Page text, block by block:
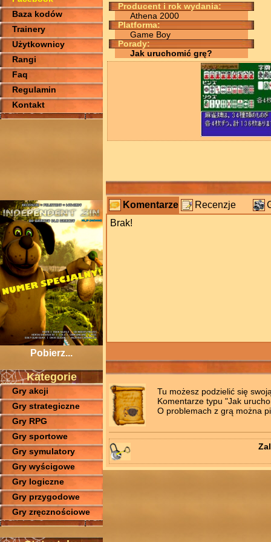
Baza kodów
Trainery
Użytkownicy
Rangi
Faq
Regulamin
Kontakt
Pobierz...
Kategorie
Gry akcji
Gry strategiczne
Gry RPG
Gry sportowe
Gry symulatory
Gry wyścigowe
Gry logiczne
Gry przygodowe
Gry zręcznościowe
Producent i rok wydania:
Athena 2000
Platforma:
Game Boy
Porady:
Jak uruchomić grę?
Komentarze Recenzje
Brak!
Tu możesz podzielić się
Komentarze typu "Jak
O problemach z grą można